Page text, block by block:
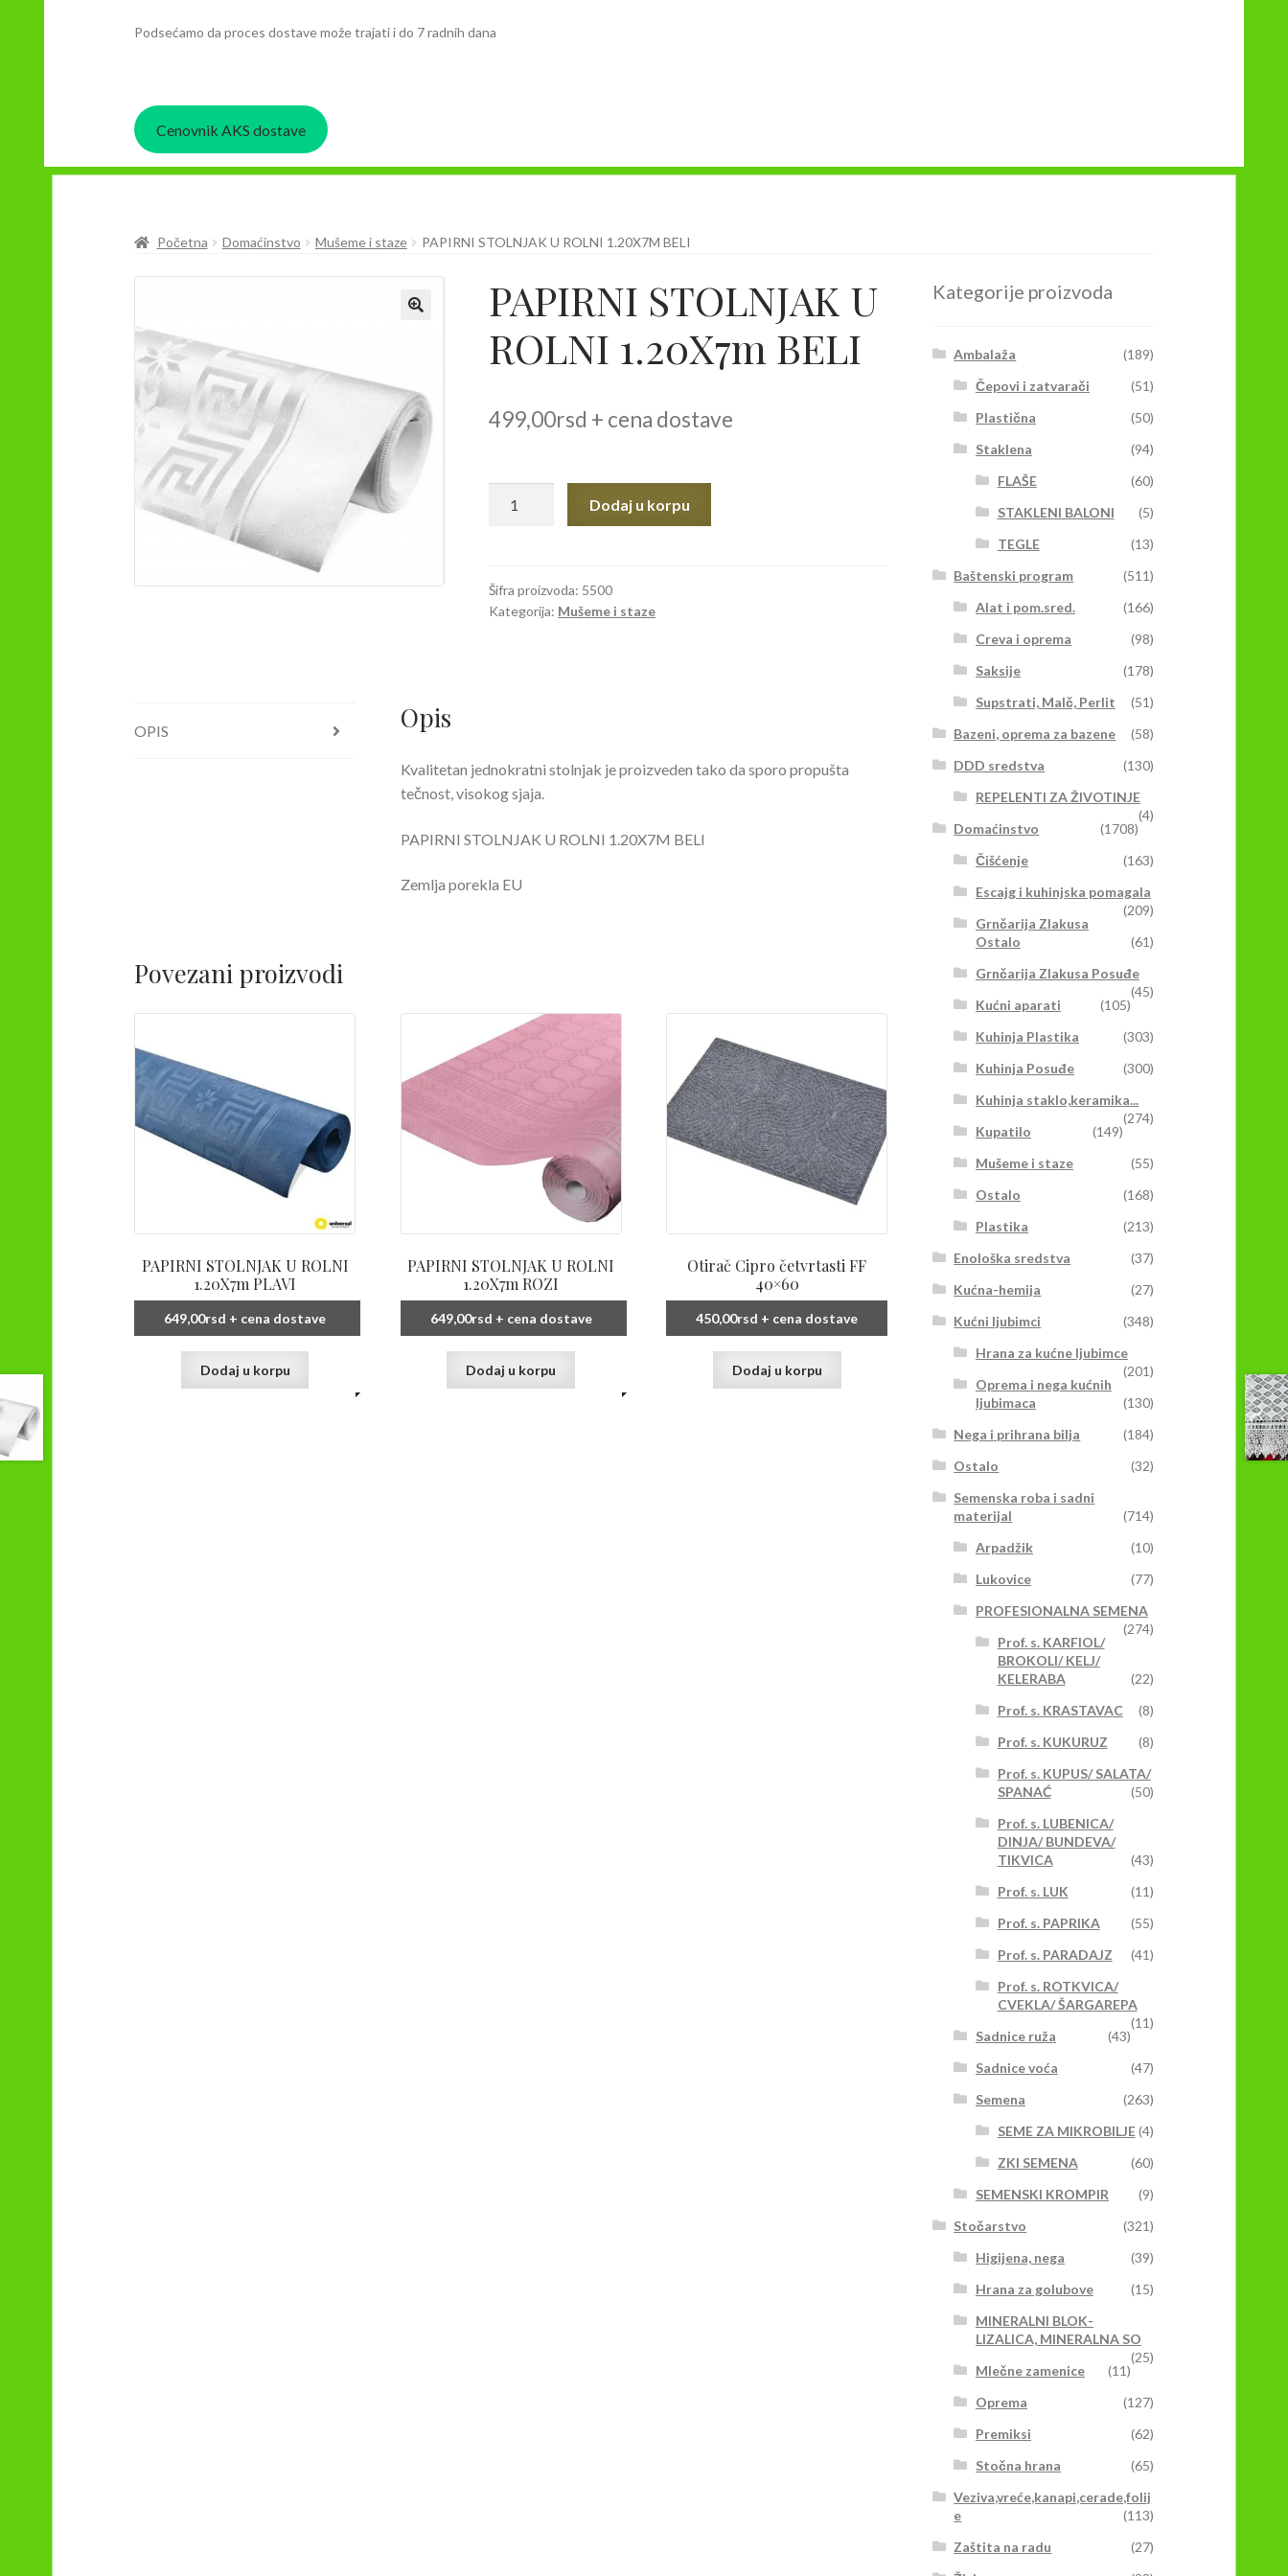
Podsećamo da proces dostave može trajati i do 7 radnih dana
Cenovnik AKS dostave
Početna Domaćinstvo Mušeme i staze PAPIRNI STOLNJAK U ROLNI 1.20X7M BELI
PAPIRNI STOLNJAK U
ROLNI 1.20X7m BELI
499,00rsd + cena dostave
1.20X7m
BELI
Dodaj u korpu
Šifra proizvoda: 5500
Kategorija: Mušeme i staze
OPIS Opis
Kvalitetan jednokratni stolnjak je proizveden tako da sporo propušta
tečnost, visokog sjaja.
PAPIRNI STOLNJAK U ROLNI 1.20X7M BELI
Zemlja porekla EU
Povezani proizvodi
PAPIRNI STOLNJAK U ROLNI
1.20X7m PLAVI
649,00rsd + cena dostave
Dodaj u korpu
PAPIRNI STOLNJAK U ROLNI
1.20X7m ROZI
649,00rsd + cena dostave
Dodaj u korpu
Otirač Cipro četvrtasti FF
40×60
450,00rsd + cena dostave
Dodaj u korpu
Kategorije proizvoda
Ambalaža
(189)
Čepovi i zatvarači
(51)
Plastična
(50)
Staklena
(94)
FLAŠE
(60)
STAKLENI BALONI
(5)
TEGLE
(13)
Baštenski program
(511)
Alat i pom.sred.
(166)
Creva i oprema
(98)
Saksije
(178)
Supstrati, Malč, Perlit
(51)
Bazeni, oprema za bazene
(58)
DDD sredstva
(130)
REPELENTI ZA ŽIVOTINJE
(4)
Domaćinstvo
(1708)
Čišćenje
(163)
Escajg i kuhinjska pomagala
(209)
Grnčarija Zlakusa
Ostalo
(61)
Grnčarija Zlakusa Posuđe
(45)
Kućni aparati
(105)
Kuhinja Plastika
(303)
Kuhinja Posuđe
(300)
Kuhinja staklo,keramika...
(274)
Kupatilo
(149)
Mušeme i staze
(55)
Ostalo
(168)
Plastika
(213)
Enološka sredstva
(37)
Kućna-hemija
(27)
Kućni ljubimci
(348)
Hrana za kućne ljubimce
(201)
Oprema i nega kućnih
ljubimaca
(130)
Nega i prihrana bilja
(184)
Ostalo
(32)
Semenska roba i sadni
materijal
(714)
Arpadžik
(10)
Lukovice
(77)
PROFESIONALNA SEMENA
(274)
Prof. s. KARFIOL/
BROKOLI/ KELJ/
KELERABA
(22)
Prof. s. KRASTAVAC
(8)
Prof. s. KUKURUZ
(8)
Prof. s. KUPUS/ SALATA/
SPANAĆ
(50)
Prof. s. LUBENICA/
DINJA/ BUNDEVA/
TIKVICA
(43)
Prof. s. LUK
(11)
Prof. s. PAPRIKA
(55)
Prof. s. PARADAJZ
(41)
Prof. s. ROTKVICA/
CVEKLA/ ŠARGAREPA
(11)
Sadnice ruža
(43)
Sadnice voća
(47)
Semena
(263)
SEME ZA MIKROBILJE(4)
ZKI SEMENA
(60)
SEMENSKI KROMPIR
(9)
Stočarstvo
(321)
Higijena, nega
(39)
Hrana za golubove
(15)
MINERALNI BLOK-
LIZALICA, MINERALNA SO
(25)
Mlečne zamenice
(11)
Oprema
(127)
Premiksi
(62)
Stočna hrana
(65)
Veziva,vreće,kanapi,cerade,folij
e
(113)
Zaštita na radu
(27)